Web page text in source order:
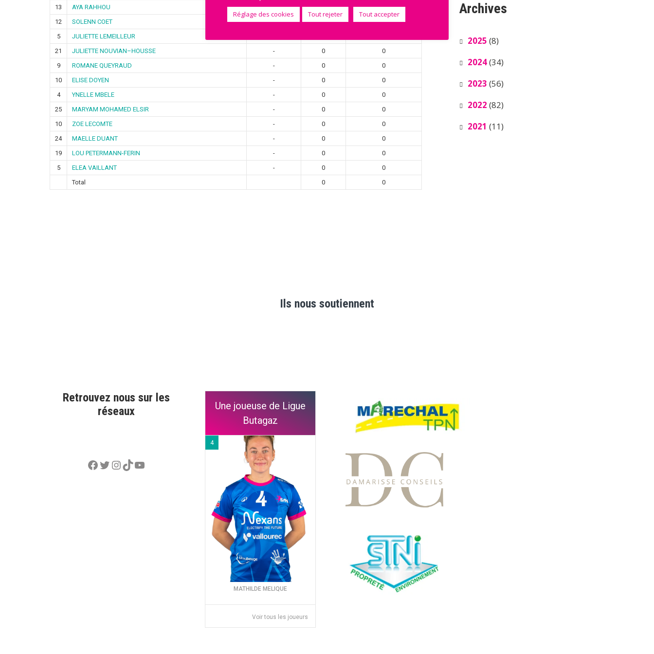
13
AYA RAHHOU - 0
0
12
SOLENN COET - 0
0
5
JULIETTE LEMEILLEUR
21
JULIETTE NOUVIAN–HOUSSE - 0
0
9
ROMANE QUEYRAUD - 0
0
10
ELISE DOYEN - 0
0
4
YNELLE MBELE - 0
0
25
MARYAM MOHAMED ELSIR - 0
0
10
ZOE LECOMTE - 0
0
24
MAELLE DUANT - 0
0
19
LOU PETERMANN-FERIN - 0
0
5
ELEA VAILLANT - 0
0
Total
0 0
Archives
2025 (8)
2024(34)
2023 (56)
2022 (82)
2021 (11)
Ils nous soutiennent
Retrouvez nous sur les
réseaux
Facebook
Twitter
Instagram
TikTok
YouTube
Une joueuse de Ligue
Butagaz
4
MATHILDE MELIQUE
Voir tous les joueurs
Réglage des cookies Tout rejeter Tout accepter